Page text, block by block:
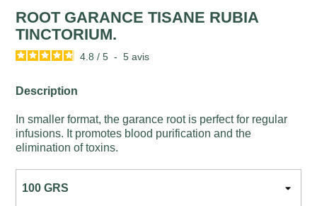
ROOT GARANCE TISANE RUBIA
TINCTORIUM.
4.8 / 5 - 5avis
Description
In smaller format, the garance root is perfect for regular
infusions. It promotes blood purification and the
elimination of toxins.